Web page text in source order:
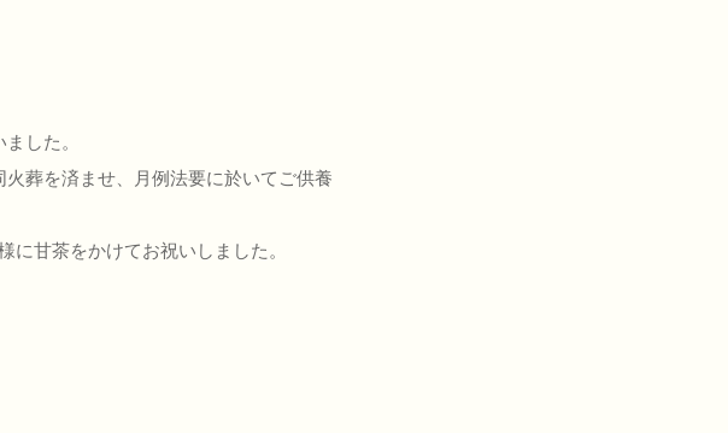
した。
葬を済ませ、月例法要に於いてご供養
甘茶をかけてお祝いしました。